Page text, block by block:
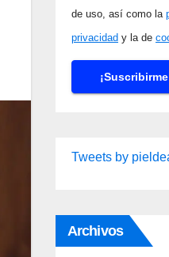
de uso, así como la
privacidad y la de
Tweets by
Archivos